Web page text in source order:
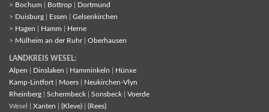
> Bochum Bottrop
Dortmund
> Duisburg Essen
Gelsenkirchen
> Hagen Hamm
Herne
> Mülheim an der Ruhr| Oberhausen
LANDKREIS WESEL:
Alpen
Dinslaken Hamminkeln
Hünxe
Kamp-Lintfort
Moers
Neukirchen-Vlyn
Rheinberg
Schermbeck Sonsbeck
Voerde
Wesel | Xanten (Kleve) (Rees)